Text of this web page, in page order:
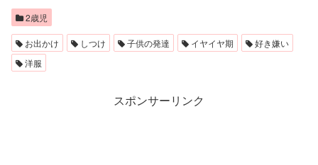
2歳児
お出かけ しつけ 子供の発達 イヤイヤ期
好き嫌い
洋服
スポンサーリンク